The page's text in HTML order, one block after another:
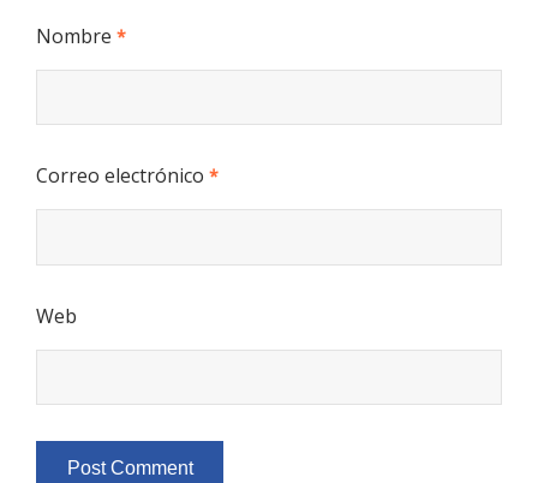
Nombre *
Correo electrónico *
Web